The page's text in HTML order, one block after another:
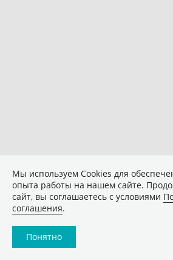
Мы используем Сookies для
опыта работы на нашем сайте.
сайт, вы соглашаетесь с условиями
соглашения.
Понятно